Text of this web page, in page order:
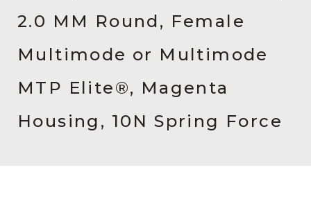
产品
资源
关于我们
2.0 MM Round, Female
Multimode or Multimode
MTP Elite®, Magenta
Housing, 10N Spring Force